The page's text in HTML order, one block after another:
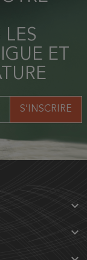
ET

